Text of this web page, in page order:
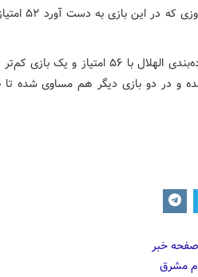
النصر با
و در دو بازی دیگر هم مساوی شده